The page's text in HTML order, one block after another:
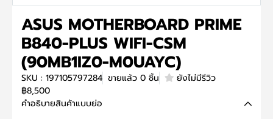
ASUS MOTHERBOARD PRIME
B840-PLUS WIFI-CSM
(90MB1IZ0-M0UAYC)
SKU : 197105797284 ขายแล้ว 0 ชิ้น
ยังไม่มีรีวิว
฿8,500
คำอธิบายสินค้าแบบย่อ